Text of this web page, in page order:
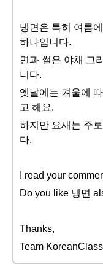
냉면은 특히 여름
하나입니다.
면과 썰은 야채 그
니다.
옛날에는 겨울에
고 해요.
하지만 요새는 주
다.
I read your
Do you like 냉면
Thanks,
Team